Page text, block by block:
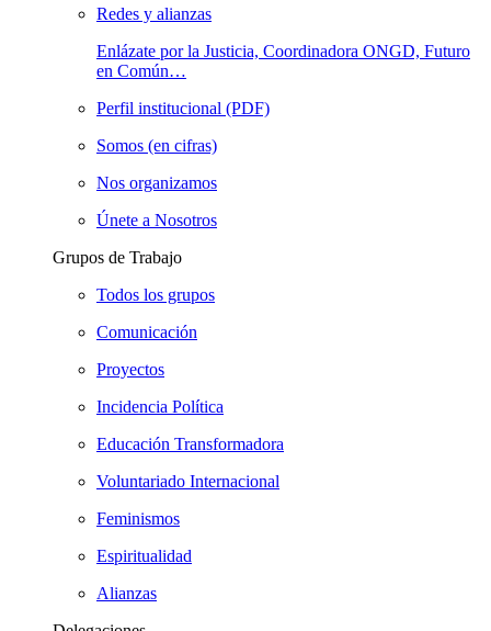
Redes y alianzas
Enlázate por la Justicia, Coordinadora ONGD, Futuro
en Común…
Perfil institucional (PDF)
Somos (en cifras)
Nos organizamos
Únete a Nosotros
Grupos de Trabajo
Todos los grupos
Comunicación
Proyectos
Incidencia Política
Educación Transformadora
Voluntariado Internacional
Feminismos
Espiritualidad
Alianzas